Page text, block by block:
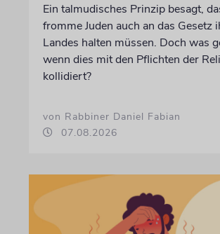
Ein talmudisches Prinzip besagt,
fromme Juden auch an das Gesetz
Landes halten müssen. Doch was
wenn dies mit den Pflichten der
kollidiert?
von Rabbiner Daniel Fabian
07.08.2026